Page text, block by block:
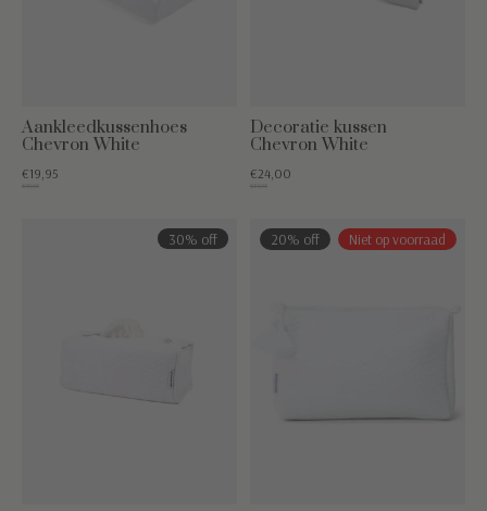
Aankleedkussenhoes
Chevron White
€19,95
€49,95
Decoratie kussen
Chevron White
€24,00
€34,95
30% off 20% off Niet op voorraad